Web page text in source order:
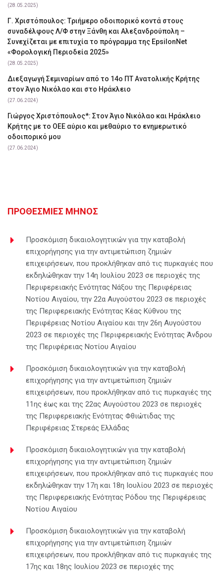
(28.05.2025)
Γ. Χριστόπουλος: Tριήμερο οδοιπορικό κοντά στους
συναδέλφους Λ/Φ στην Ξάνθη και Αλεξανδρούπολη –
Συνεχίζεται με επιτυχία το πρόγραμμα της EpsilonNet
«Φορολογική Περιοδεία 2025»
(28.05.2025)
Διεξαγωγή Σεμιναρίων από το 14ο ΠΤ Ανατολικής Κρήτης
στον Άγιο Νικόλαο και στο Ηράκλειο
(27.06.2024)
Γιώργος Χριστόπουλος*: Στον Άγιο Νικόλαο και Ηράκλειο
Κρήτης με το ΟΕΕ αύριο και μεθαύριο το ενημερωτικό
οδοιπορικό μου
(27.06.2024)
ΠΡΟΘΕΣΜΙΕΣ ΜΗΝΟΣ
Προσκόμιση δικαιολογητικών για την καταβολή
επιχορήγησης για την αντιμετώπιση ζημιών
επιχειρήσεων, που προκλήθηκαν από τις πυρκαγιές που
εκδηλώθηκαν την 14η Ιουλίου 2023 σε περιοχές της
Περιφερειακής Ενότητας Νάξου της Περιφέρειας
Νοτίου Αιγαίου, την 22α Αυγούστου 2023 σε περιοχές
της Περιφερειακής Ενότητας Κέας Κύθνου της
Περιφέρειας Νοτίου Αιγαίου και την 26η Αυγούστου
2023 σε περιοχές της Περιφερειακής Ενότητας Άνδρου
της Περιφέρειας Νοτίου Αιγαίου
Προσκόμιση δικαιολογητικών για την καταβολή
επιχορήγησης για την αντιμετώπιση ζημιών
επιχειρήσεων, που προκλήθηκαν από τις πυρκαγιές της
11ης έως και της 22ας Αυγούστου 2023 σε περιοχές
της Περιφερειακής Ενότητας Φθιώτιδας της
Περιφέρειας Στερεάς Ελλάδας
Προσκόμιση δικαιολογητικών για την καταβολή
επιχορήγησης για την αντιμετώπιση ζημιών
επιχειρήσεων, που προκλήθηκαν από τις πυρκαγιές που
εκδηλώθηκαν την 17η και 18η Ιουλίου 2023 σε περιοχές
της Περιφερειακής Ενότητας Ρόδου της Περιφέρειας
Νοτίου Αιγαίου
Προσκόμιση δικαιολογητικών για την καταβολή
επιχορήγησης για την αντιμετώπιση ζημιών
επιχειρήσεων, που προκλήθηκαν από τις πυρκαγιές της
17ης και 18ης Ιουλίου 2023 σε περιοχές της